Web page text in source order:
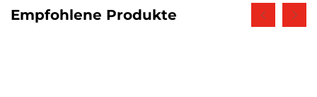
Empfohlene Produkte